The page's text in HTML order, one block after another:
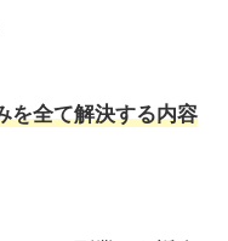
を全て解決する内容